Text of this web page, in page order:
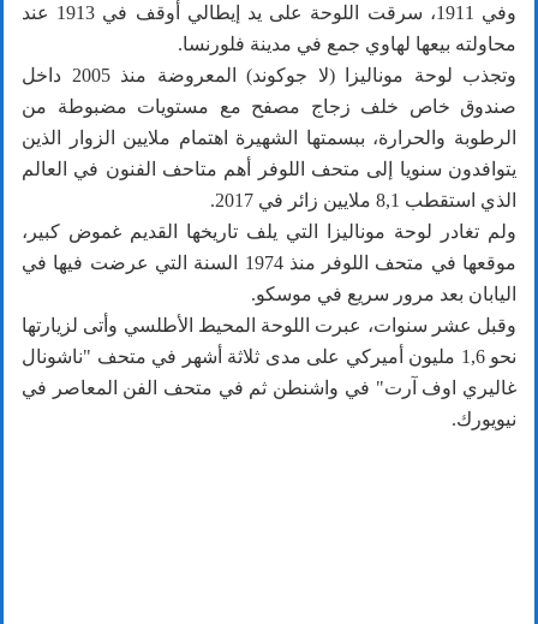
وفي 1911، سرقت اللوحة على يد إيطالي أوقف في 1913 عند
محاولته بيعها لهاوي جمع في مدينة فلورنسا.
وتجذب لوحة موناليزا (لا جوكوند) المعروضة منذ 2005 داخل
صندوق خاص خلف زجاج مصفح مع مستويات مضبوطة من
الرطوبة والحرارة، ببسمتها الشهيرة اهتمام ملايين الزوار الذين
يتوافدون سنويا إلى متحف اللوفر أهم متاحف الفنون في العالم
الذي استقطب 8,1 ملايين زائر في 2017.
ولم تغادر لوحة موناليزا التي يلف تاريخها القديم غموض كبير،
موقعها في متحف اللوفر منذ 1974 السنة التي عرضت فيها في
اليابان بعد مرور سريع في موسكو.
وقبل عشر سنوات، عبرت اللوحة المحيط الأطلسي وأتى لزيارتها
نحو 1,6 مليون أميركي على مدى ثلاثة أشهر في متحف "ناشونال
غاليري اوف آرت" في واشنطن ثم في متحف الفن المعاصر في
نيويورك.